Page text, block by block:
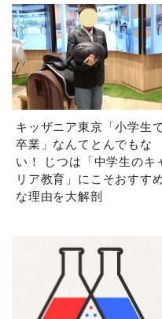
キッザニア東京「小学生
卒業」なんてとんでもな
い！ じつは「中学生のキ
リア教育」にこそおすす
な理由を大解剖